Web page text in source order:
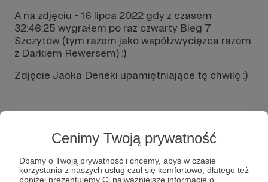
Cenimy Twoją prywatność
Dbamy o Twoją prywatność i chcemy, abyś w czasie
korzystania z naszych usług czuł się komfortowo, dlatego też
poniżej prezentujemy Ci najważniejsze informacje o
A na zdjęciu - 16 lipca 2022 gdy z czasem
32:46:25 wygrałem po raz czwarty Bieg 7
Szczytów (tym razem jako współzwycięzca razem
z Darkiem Rewersem) :)
Zdjęcie Jacka Deneki upamiętniające tę chwilę :)